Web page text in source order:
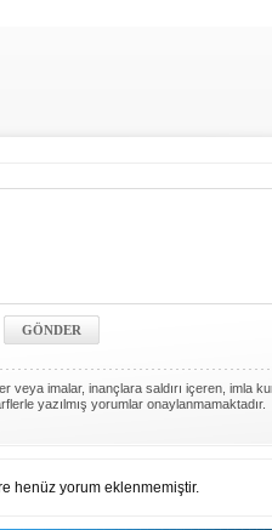
veya imalar, inançlara saldırı içeren, imla
yazılmış yorumlar onaylanmamaktadır.
henüz yorum eklenmemiştir.